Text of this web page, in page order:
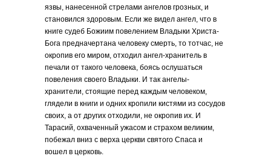
язвы, нанесенной стрелами ангелов грозных, и
становился здоровым. Если же видел ангел, что в
книге судеб Божиим повелением Владыки Христа-
Бога предначертана человеку смерть, то тотчас, не
окропив его миром, отходил ангел-хранитель в
печали от такого человека, боясь ослушаться
повеления своего Владыки. И так ангелы-
хранители, стоящие перед каждым человеком,
глядели в книги и одних кропили кистями из сосудов
своих, а от других отходили, не окропив их. И
Тарасий, охваченный ужасом и страхом великим,
побежал вниз с верха церкви святого Спаса и
вошел в церковь.